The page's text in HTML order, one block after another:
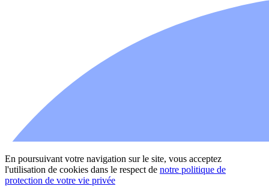
En poursuivant votre navigation sur le site, vous acceptez
l'utilisation de cookies dans le respect de notre politique de
protection de votre vie privée